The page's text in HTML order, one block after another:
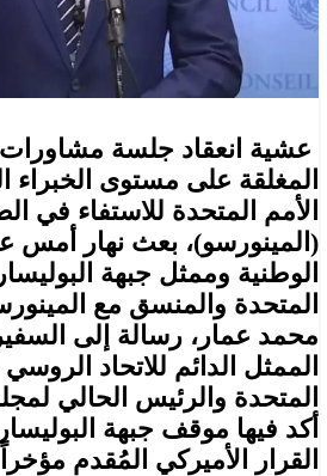
عشية انعقاد جلسة
المغلقة على مستوى الخبراء
الأمم المتحدة للاستفاء في
(المينورسو)، بعث نهار أمس
الوطنية وممثل جبهة
المتحدة والمنسق مع
محمد عمار، رسالة إلى السفير
الممثل الدائم للاتحاد
المتحدة والرئيس الحالي
أكد فيها موقف جبهة
القرار الأميركي المُقدم